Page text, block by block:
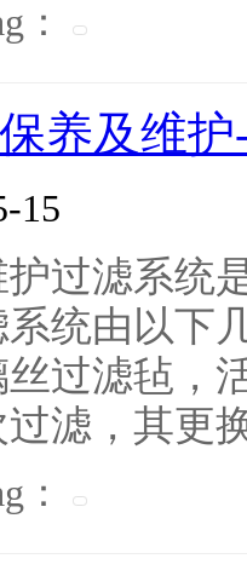
：
养及维
15
过滤系统
统由以下
过滤毡，
滤，其更
：